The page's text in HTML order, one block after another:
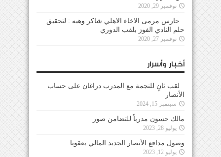
نوفمبر 29, 2020
حارس مرمى الاخاء الاهلي شاكر وهبه : لتحقيق
حلم النادي الفوز بلقب الدوري
نوفمبر 27, 2020
أخبار وأسرار
لقب ثانٍ للنجمة مع المدرب دراغان على حساب
الأنصار
سبتمبر 15, 2024
مالك حسون مدرباً للتضامن صور
يوليو 28, 2023
وصول مدافع الأنصار الجديد المالي يعقوبا
يوليو 12, 2023